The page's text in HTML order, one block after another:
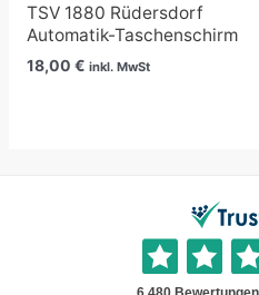
TSV 1880 Rüdersdorf
Automatik-Taschenschirm
18,00 € inkl. MwSt